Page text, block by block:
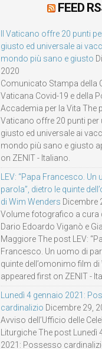
FEED
Il Vaticano offre 20 punti
giusto ed universale ai
mondo più sano e giusto
2020
Comunicato Stampa della
Vaticana Covid-19 e della
Accademia per la Vita The
Vaticano offre 20 punti per
giusto ed universale ai
mondo più sano e giusto
on ZENIT - Italiano.
LEV: “Papa Francesco. Un
parola”, dietro le quinte
di Wim Wenders Dicembre
Volume fotografico a cura
Dario Edoardo Viganò e
Maggiore The post LEV:
Francesco. Un uomo di
quinte dell’omonimo film
appeared first on ZENIT -
Lunedì 4 gennaio 2021:
cardinalizio Dicembre 29,
Avviso dell’Ufficio delle
Liturgiche The post Lunedì
2021: Possesso